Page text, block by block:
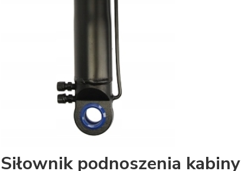
Siłownik podnoszenia kabiny